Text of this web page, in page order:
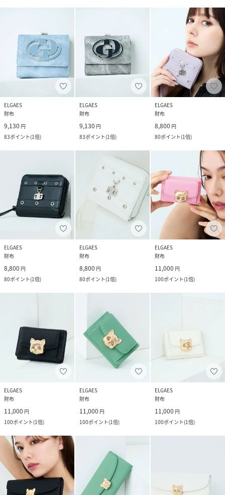
ELGAES
財布
9,130 円
83ポイント(1倍)
ELGAES
財布
9,130 円
83ポイント(1倍)
ELGAES
財布
8,800 円
80ポイント(1倍)
ELGAES
財布
8,800 円
80ポイント(1倍)
ELGAES
財布
8,800 円
80ポイント(1倍)
ELGAES
財布
11,000 円
100ポイント(1倍)
ELGAES
財布
11,000 円
100ポイント(1倍)
ELGAES
財布
11,000 円
100ポイント(1倍)
ELGAES
財布
11,000 円
100ポイント(1倍)